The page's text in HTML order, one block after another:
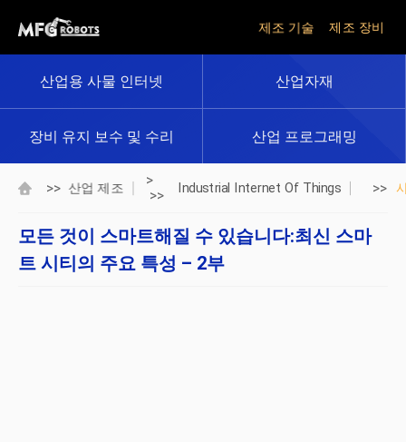
제조 기술 제조 장비
산업용 사물 인터넷 산업자재
장비 유지 보수 및 수리 산업 프로그래밍
>> 산업 제조
>
>>
Industrial Internet Of Things >>
모든 것이 스마트해질 수 있습니다:최신 스마
트 시티의 주요 특성 – 2부